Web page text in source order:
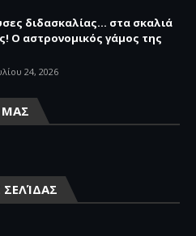
διδασκαλίας… στα σκαλιά
Ο αστρονομικός γάμος της
24, 2026
ΜΑΣ